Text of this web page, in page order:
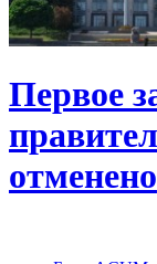
Первое
отменено